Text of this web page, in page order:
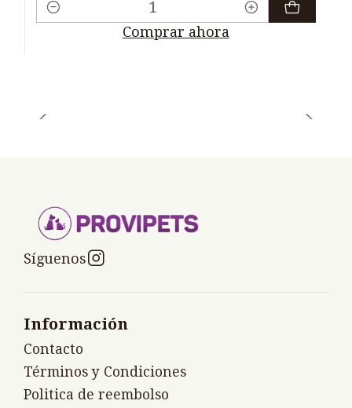
Cantidad
Comprar ahora
Síguenos
Información
Contacto
Términos y Condiciones
Politica de reembolso